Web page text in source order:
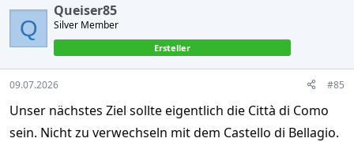
t
o
n
Q
Queiser85
Silver Member
Ersteller
09.07.2026 #85
Unser nächstes Ziel sollte eigentlich die Città di Como
sein. Nicht zu verwechseln mit dem Castello di Bellagio.